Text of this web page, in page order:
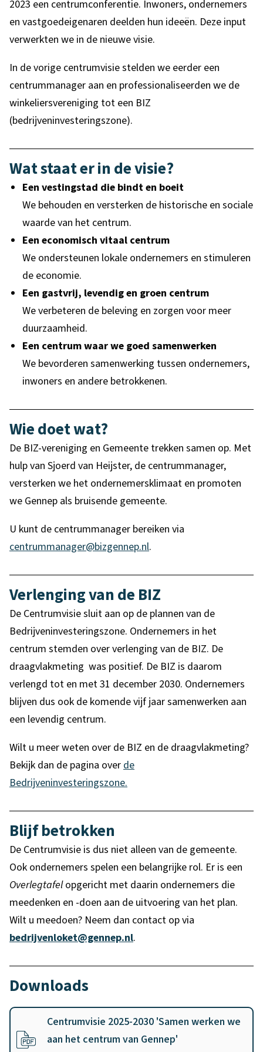
2023 een centrumconferentie. Inwoners, ondernemers
en vastgoedeigenaren deelden hun ideeën. Deze input
verwerkten we in de nieuwe visie.
In de vorige centrumvisie stelden we eerder een
centrummanager aan en professionaliseerden we de
winkeliersvereniging tot een BIZ
(bedrijveninvesteringszone).
Wat staat er in de visie?
Een vestingstad die bindt en boeit
We behouden en versterken de historische en sociale
waarde van het centrum.
Een economisch vitaal centrum
We ondersteunen lokale ondernemers en stimuleren
de economie.
Een gastvrij, levendig en groen centrum
We verbeteren de beleving en zorgen voor meer
duurzaamheid.
Een centrum waar we goed samenwerken
We bevorderen samenwerking tussen ondernemers,
inwoners en andere betrokkenen.
Wie doet wat?
De BIZ-vereniging en Gemeente trekken samen op. Met
hulp van Sjoerd van Heijster, de centrummanager,
versterken we het ondernemersklimaat en promoten
we Gennep als bruisende gemeente.
U kunt de centrummanager bereiken via
centrummanager@bizgennep.nl.
Verlenging van de BIZ
De Centrumvisie sluit aan op de plannen van de
Bedrijveninvesteringszone. Ondernemers in het
centrum stemden over verlenging van de BIZ. De
draagvlakmeting was positief. De BIZ is daarom
verlengd tot en met 31 december 2030. Ondernemers
blijven dus ook de komende vijf jaar samenwerken aan
een levendig centrum.
Wilt u meer weten over de BIZ en de draagvlakmeting?
Bekijk dan de pagina over de
Bedrijveninvesteringszone.
Blijf betrokken
De Centrumvisie is dus niet alleen van de gemeente.
Ook ondernemers spelen een belangrijke rol. Er is een
Overlegtafelopgericht met daarin ondernemers die
meedenken en -doen aan de uitvoering van het plan.
Wilt u meedoen? Neem dan contact op via
bedrijvenloket@gennep.nl.
Downloads
B
Centrumvisie 2025-2030 'Samen werken we
aan het centrum van Gennep'